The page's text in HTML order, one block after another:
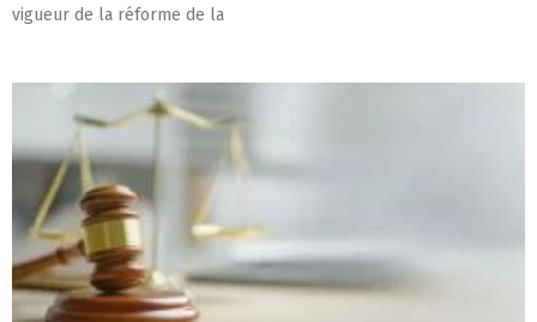
vigueur de la réforme de la